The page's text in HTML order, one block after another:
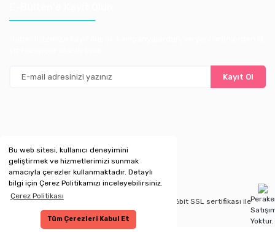
Bu web sitesi, kullanıcı deneyimini
geliştirmek ve hizmetlerimizi sunmak
amacıyla çerezler kullanmaktadır. Detaylı
bilgi için Çerez Politikamızı inceleyebilirsiniz.
Çerez Politikası
Tüm Çerezleri Kabul Et
Kayıt Ol
Copyright 2020 © Kredi kartı bilgileriniz 256bit SSL sertifikası ile
korunmaktadır.
Yoktur.